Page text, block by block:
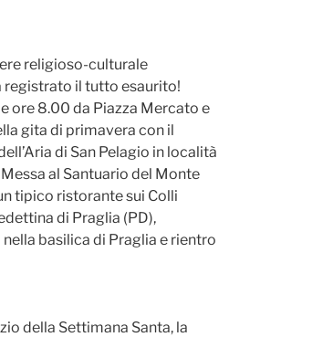
religioso-culturale
registrato il tutto esaurito!
ore 8.00 da Piazza Mercato e
gita di primavera con il
di San Pelagio in località
al Santuario del Monte
tipico ristorante sui Colli
di Praglia (PD),
basilica di Praglia e rientro
della Settimana Santa, la